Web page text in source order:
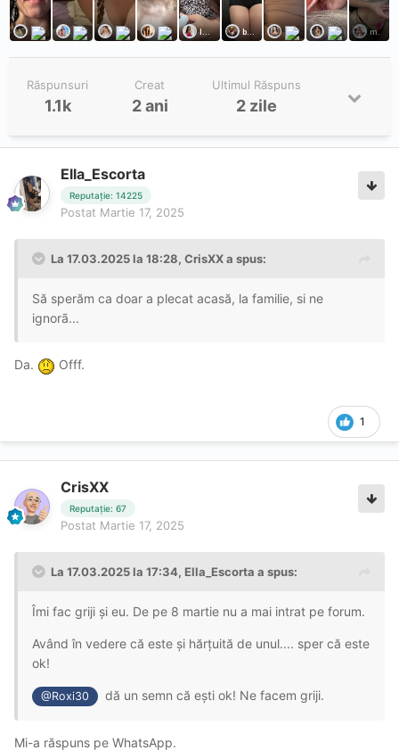
Răspunsuri
1.1k
Creat
2 ani
Ultimul Răspuns
2 zile
Ella_Escorta
Reputație: 14225
Postat Martie 17, 2025
La 17.03.2025 la 18:28, CrisXXa spus:
Să sperăm ca doar a plecat acasă, la familie, si ne
ignorã...
Da. Offf.
1
CrisXX
Reputație: 67
Postat Martie 17, 2025
La 17.03.2025 la 17:34, Ella_Escorta a spus:
Îmi fac griji și eu. De pe 8 martie nu a mai intrat pe forum.
Având în vedere că este și hărțuită de unul.... sper că este
ok!
@Roxi30 dă un semn că ești ok! Ne facem griji.
Mi-a răspuns pe WhatsApp.